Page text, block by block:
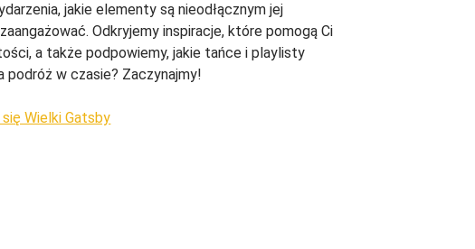
jakie elementy są nieodłącznym jej
Odkryjemy inspiracje, które pomogą Ci
a także podpowiemy, jakie tańce i playlisty
podróż w czasie? Zaczynajmy!
Wielki Gatsby